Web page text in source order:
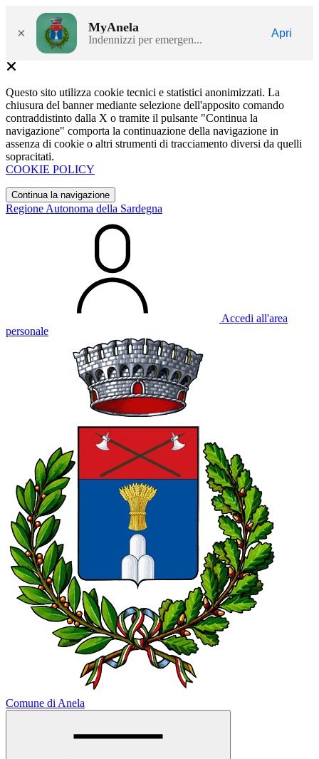
× MyAnela
Indennizzi per emergen...
Apri
Questo sito utilizza cookie tecnici e statistici anonimizzati. La
chiusura del banner mediante selezione dell'apposito comando
contraddistinto dalla X o tramite il pulsante "Continua la
navigazione" comporta la continuazione della navigazione in
assenza di cookie o altri strumenti di tracciamento diversi da quelli
sopracitati.
COOKIE POLICY
Continua la navigazione
Regione Autonoma della Sardegna
Accedi all'area
personale
Comune di Anela